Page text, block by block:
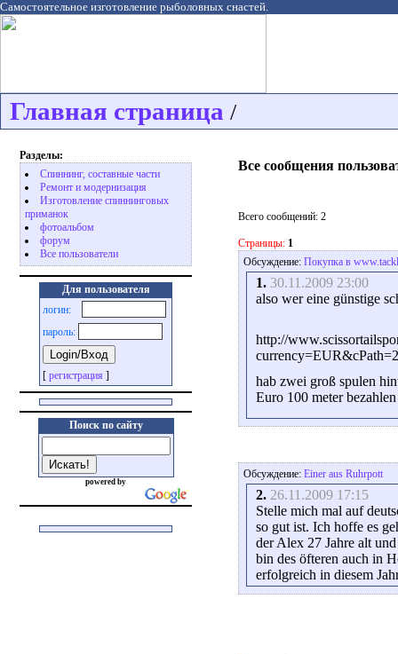
Самостоятельное изготовление рыболовных снастей.
Главная страница /
Разделы:
Спиннинг, составные части
Ремонт и модернизация
Изготовление спиннинговых
приманок
фотоальбом
форум
Все пользователи
Для пользователя
логин:
пароль:
[ регистрация ]
Поиск по сайту
powered by
Все сообщения
Всего сообщений: 2
Страницы: 1
Обсуждение: Покупка в
1. 30.11.2009 23:00
also wer eine günstige
http://
hab zwei groß spulen
Euro 100 meter
Обсуждение: Einer aus Ruhrpott
2. 26.11.2009 17:15
Stelle mich mal auf
so gut ist. Ich hoffe es
der Alex 27 Jahre alt
bin des öfteren auch in
erfolgreich in diesem